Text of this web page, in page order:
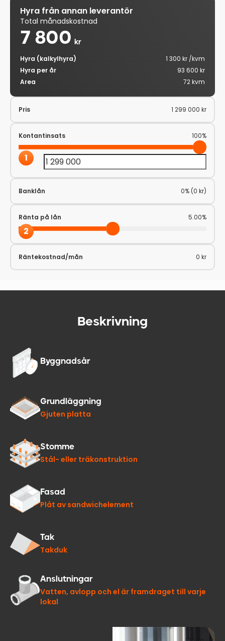
Pris 1 299 000 kr
1
Kontantinsats 100%
Banklån 0% (0 kr)
2
Ränta på lån 5.00%
Räntekostnad/mån 0 kr
Hyra från annan leverantör
Total månadskostnad
7 800 kr
Hyra (kalkylhyra)
1 300 kr /kvm
Hyra per år
93 600 kr
Area
72 kvm
Beskrivning
Byggnadsår
Grundläggning
Gjuten platta
Stomme
Stål- eller träkonstruktion
Fasad
Plåt av sandwichelement
Tak
Takduk
Anslutningar
Vatten, avlopp och el är framdraget till varje
lokal